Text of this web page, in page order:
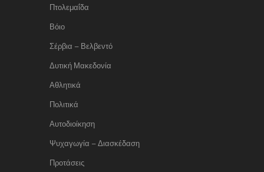
Πτολεμαΐδα
Βόιο
Σέρβια – Βελβεντό
Δυτική Μακεδονία
Αθλητικά
Πολιτικά
Αυτοδιοίκηση
Ψυχαγωγία – Διασκέδαση
Προτάσεις